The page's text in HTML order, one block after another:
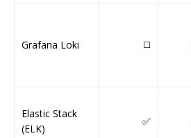
Grafana Loki ◻️
Elastic Stack
(ELK)
✅